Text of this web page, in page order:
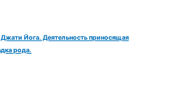
Йога. Деятельность приносящая
рода.